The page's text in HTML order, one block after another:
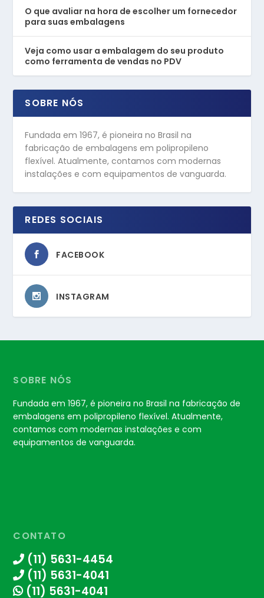
O que avaliar na hora de escolher um fornecedor
para suas embalagens
Veja como usar a embalagem do seu produto
como ferramenta de vendas no PDV
SOBRE NÓS
Fundada em 1967, é pioneira no Brasil na
fabricação de embalagens em polipropileno
flexível. Atualmente, contamos com modernas
instalações e com equipamentos de vanguarda.
REDES SOCIAIS
FACEBOOK
INSTAGRAM
SOBRE NÓS
Fundada em 1967, é pioneira no Brasil na fabricação de
embalagens em polipropileno flexível. Atualmente,
contamos com modernas instalações e com
equipamentos de vanguarda.
CONTATO
(11) 5631-4454
(11) 5631-4041
(11) 5631-4041